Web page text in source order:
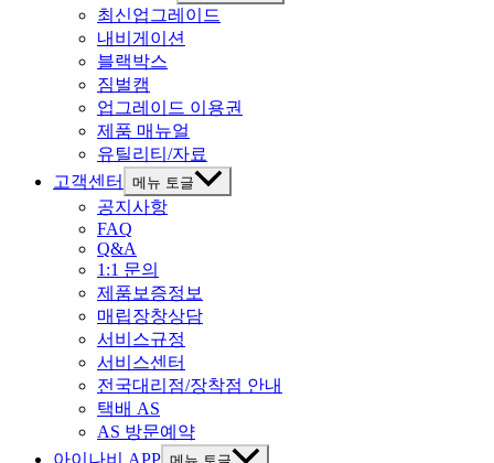
최신업그레이드
내비게이션
블랙박스
짐벌캠
업그레이드 이용권
제품 매뉴얼
유틸리티/자료
고객센터
메뉴 토글
공지사항
FAQ
Q&A
1:1 문의
제품보증정보
매립장창상담
서비스규정
서비스센터
전국대리점/장착점 안내
택배 AS
AS 방문예약
아이나비 APP